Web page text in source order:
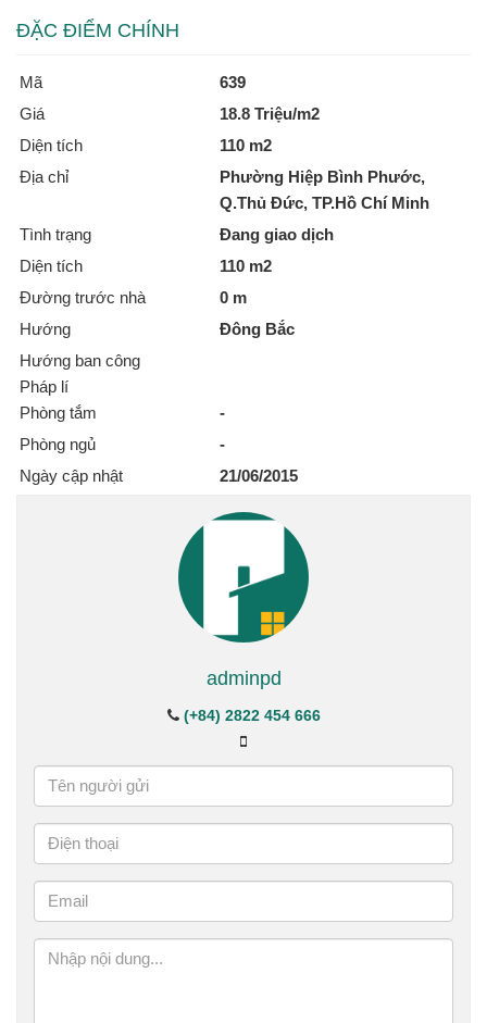
ĐẶC ĐIỂM CHÍNH
Mã
639
Giá
18.8 Triệu/m2
Diện tích
110 m2
Địa chỉ
Phường Hiệp Bình Phước,
Q.Thủ Đức, TP.Hồ Chí Minh
Tình trạng
Đang giao dịch
Diện tích
110 m2
Đường trước nhà
0 m
Hướng
Đông Bắc
Hướng ban công
Pháp lí
Phòng tắm
-
Phòng ngủ
-
Ngày cập nhật
21/06/2015
adminpd
(+84) 2822 454 666